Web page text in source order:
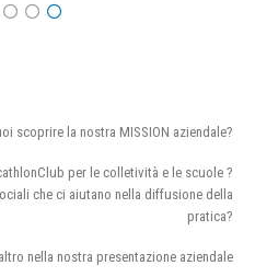
scoprire la nostra MISSION aziendale?
per le colletività e le scuole ?
che ci aiutano nella diffusione della
pratica?
nella nostra presentazione aziendale